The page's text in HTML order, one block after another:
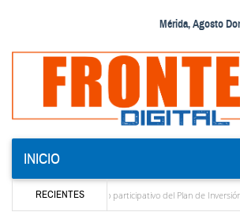
Mérida, Agosto
INICIO
RECIENTES
del presupuesto participativo del Plan de Inversión 2027